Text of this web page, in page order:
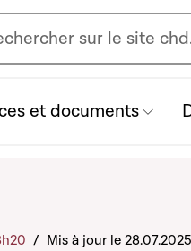
de recherche
sur le site
et documents
/ Mis à jour le